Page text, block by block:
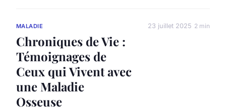
MALADIE
Chroniques de Vie :
Témoignages de
Ceux qui Vivent avec
une Maladie
Osseuse
23 juillet 2025 2 min